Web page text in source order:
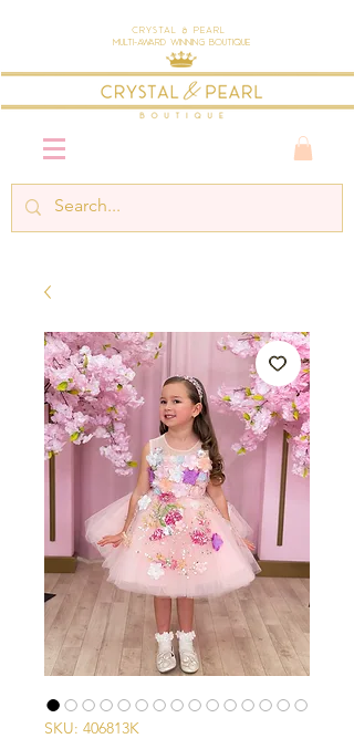
Crystal & Pearl
Multi-Award Winning Boutique
SKU: 406813K